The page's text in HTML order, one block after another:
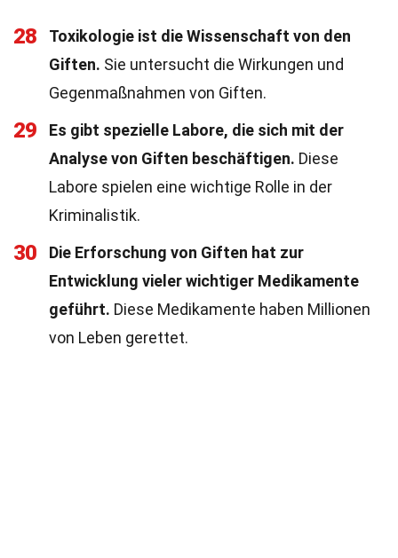
28
Toxikologie ist die Wissenschaft von den
Giften. Sie untersucht die Wirkungen und
Gegenmaßnahmen von Giften.
29
Es gibt spezielle Labore, die sich mit der
Analyse von Giften beschäftigen. Diese
Labore spielen eine wichtige Rolle in der
Kriminalistik.
30
Die Erforschung von Giften hat zur
Entwicklung vieler wichtiger Medikamente
geführt. Diese Medikamente haben Millionen
von Leben gerettet.